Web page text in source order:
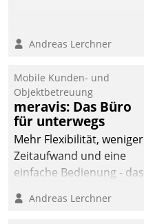
Andreas Lerchner
Mobile Kunden- und
Objektbetreuung
meravis: Das Büro
für unterwegs
Mehr Flexibilität, weniger
Zeitaufwand und eine
einfache Bedienung - das
Cockpit für mobile
Andreas Lerchner